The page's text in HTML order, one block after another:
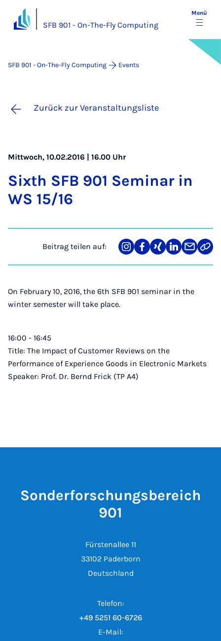
SFB 901 - On-The-Fly Computing
Menü
SFB 901 - On-The-Fly Computing Events
Zurück zur Veranstaltungsliste
Mittwoch, 10.02.2016 | 16.00 Uhr
Sixth SFB 901 Se­mi­nar in
WS 15/16
Beitrag teilen auf:
Teilen
auf
Teilen
auf
Teilen
auf
Teilen
auf
Teilen
über
Link
On February 10, 2016, the 6th SFB 901 seminar in the
winter semester will take place.
16:00 - 16:45
Title: The Impact of Customer Reviews on the
Performance of Experience Goods in Electronic Markets
Speaker: Prof. Dr. Bernd Frick (TP A4)
Sonderforschungsbereich
901
Fürstenallee 11
33102 Paderborn
Deutschland
Telefon:
+49 5251 60-6726
E-Mail: